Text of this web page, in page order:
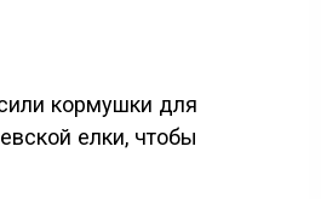
кормушки для
елки, чтобы